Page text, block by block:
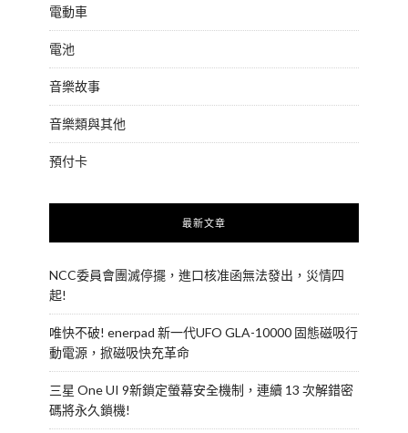
電動車
電池
音樂故事
音樂類與其他
預付卡
最新文章
NCC委員會團滅停擺，進口核准函無法發出，災情四
起!
唯快不破! enerpad 新一代UFO GLA-10000 固態磁吸行
動電源，掀磁吸快充革命
三星 One UI 9新鎖定螢幕安全機制，連續 13 次解錯密
碼將永久鎖機!